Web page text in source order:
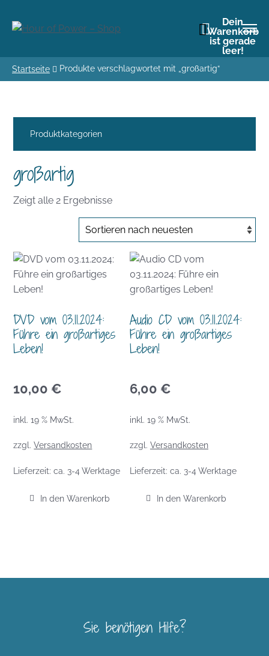
Dein
Warenkorb
ist gerade
leer!
Startseite Produkte verschlagwortet mit „großartig“
Produktkategorien
großartig
Zeigt alle 2 ErgebnisseNach
Aktualität
sortiert
DVD vom 03.11.2024:
Führe ein großartiges
Leben!
10,00 €
inkl. 19 % MwSt.
zzgl.Versandkosten
Lieferzeit:ca. 3-4 Werktage
In den Warenkorb
Audio CD vom 03.11.2024:
Führe ein großartiges
Leben!
6,00 €
inkl. 19 % MwSt.
zzgl. Versandkosten
Lieferzeit: ca. 3-4 Werktage
In den Warenkorb
Sie benötigen Hilfe?